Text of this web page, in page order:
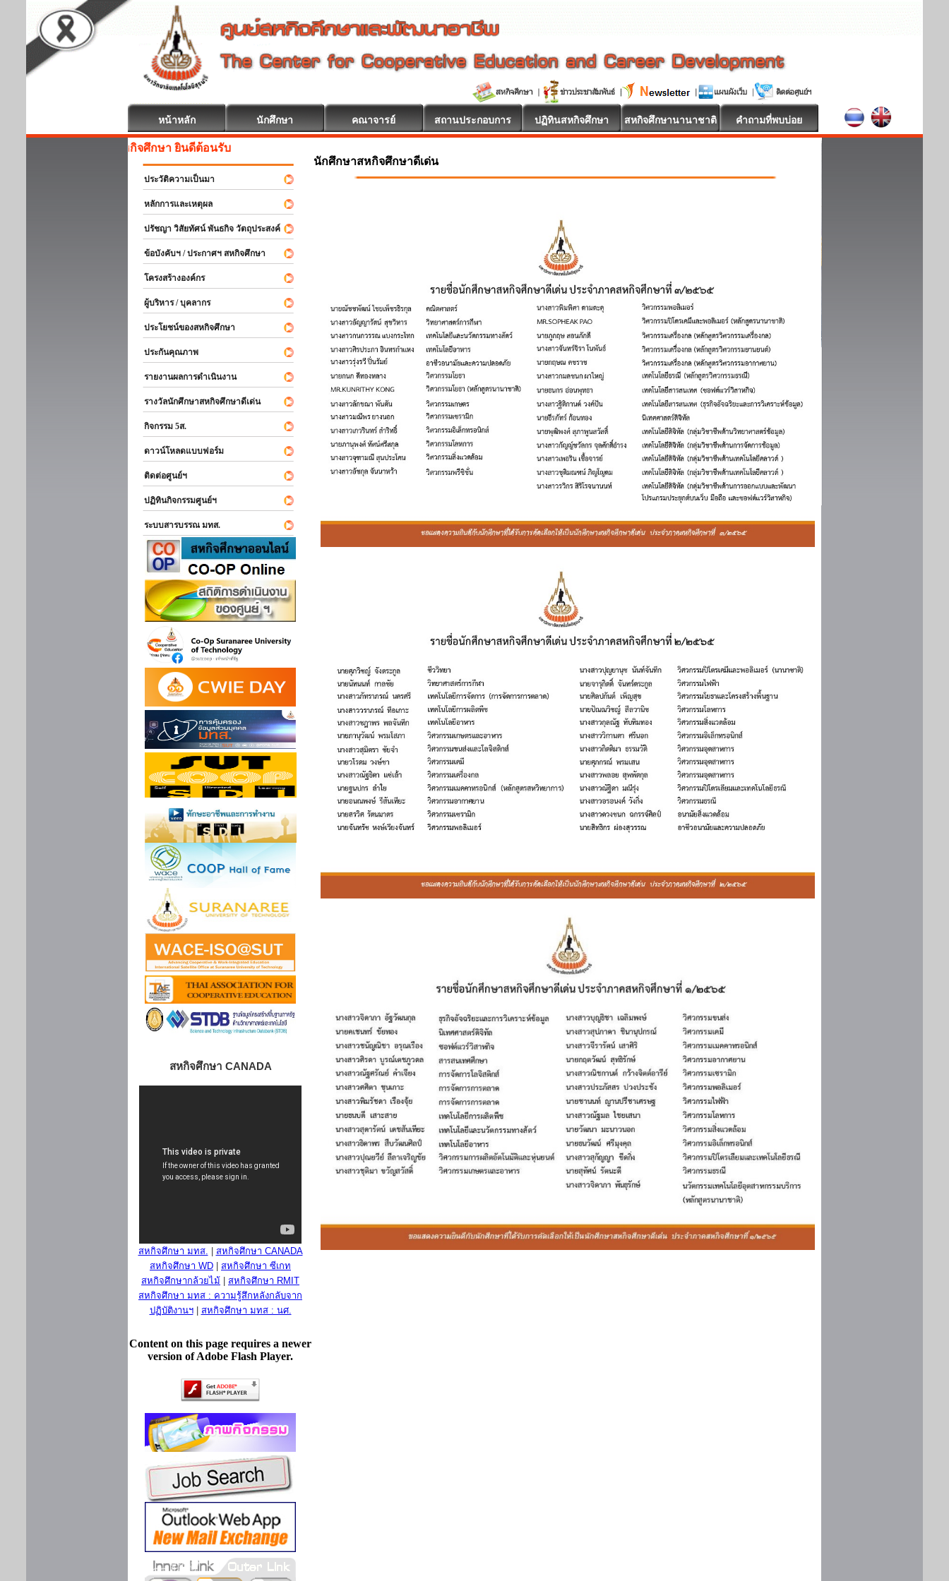
หน้าหลัก นักศึกษา คณาจารย์ สถานประกอบการ ปฏิทินสหกิจศึกษา สหกิจศึกษานานาชาติ คำถามที่พบบ่อย
สหกิจศึกษา ยินดีต้อนรับ
ประวัติความเป็นมา
หลักการและเหตุผล
ปรัชญา วิสัยทัศน์ พันธกิจ วัตถุประสงค์
ข้อบังคับฯ / ประกาศฯ สหกิจศึกษา
โครงสร้างองค์กร
ผู้บริหาร / บุคลากร
ประโยชน์ของสหกิจศึกษา
ประกันคุณภาพ
รายงานผลการดำเนินงาน
รางวัลนักศึกษาสหกิจศึกษาดีเด่น
กิจกรรม 5ส.
ดาวน์โหลดแบบฟอร์ม
ติดต่อศูนย์ฯ
ปฏิทินกิจกรรมศูนย์ฯ
ระบบสารบรรณ มทส.
สหกิจศึกษา CANADA
สหกิจศึกษา มทส.
สหกิจศึกษา CANADA
สหกิจศึกษา WD
สหกิจศึกษา ซีเกท
สหกิจศึกษากล้วยไม้
สหกิจศึกษา RMIT
สหกิจศึกษา มทส : ความรู้สึกหลังกลับจาก
ปฏิบัติงานฯ| สหกิจศึกษา มทส : นศ.
Content on this page requires a newer
version of Adobe Flash Player.
นักศึกษาสหกิจศึกษาดีเด่น